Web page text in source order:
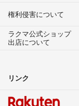
権利侵害について
ラクマ公式ショップ
出店について
リンク